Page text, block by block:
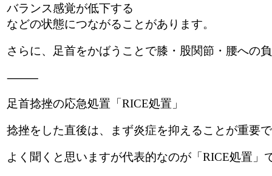
バランス感覚が低下する
などの状態につながることがあります。
さらに、足首をかばうことで膝・股関節・腰への
⸻
足首捻挫の応急処置「RICE処置」
捻挫をした直後は、まず炎症を抑えることが重要
よく聞くと思いますが代表的なのが「RICE処置」